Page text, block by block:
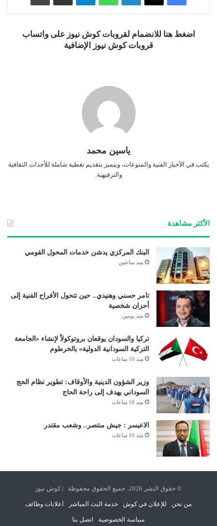
اضغط هنا للانضمام لقروبات كوش نيوز على واتساب
قروبات كوش نيوز الإضافية
ياسين محمد
يكتب في الأخبار الفنية والمنوعات، ويتميز بتقديم تغطية شاملة للأحداث الثقافية
والترفيهية.
الأكثر مشاهدة
البنك المركزي يدشن خدمات المحول القومي
منذ ساعتين
تامر حسني وهنيدي.. حين تتحول الأفراح الفنية إلى
أحزان شخصية
منذ يومين
تركيا والسودان يوقعان بروتوكولاً لإنشاء «الجامعة
التركية السودانية الدولية» بالخرطوم
منذ 10 ساعات
وزير الشؤون الدينية والأوقاف: تطوير نظام الحج
السوداني يهدف إلى راحة الحاج
منذ 10 ساعات
الاعيسر : جيش منتصر.. وشعب مقتدر
منذ 10 ساعات
© حقوق النشر 2026، جميع الحقوق محفوظة | كوش نيوز
من نحن للإعلان في كوش خدمة البث المباشر اعلانات وظائف
سياسة الخصوصية اتصل بنا